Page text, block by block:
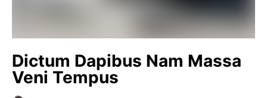
Dictum Dapibus Nam Massa
Veni Tempus